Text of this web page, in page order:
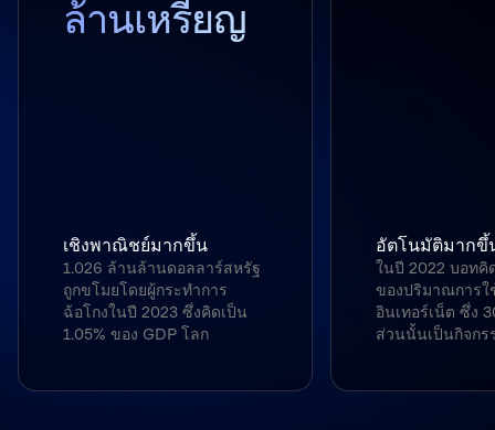
ล้านเหรียญ
เชิงพาณิชย์มากขึ้น
1.026 ล้านล้านดอลลาร์สหรัฐ
ถูกขโมยโดยผู้กระทำการ
ฉ้อโกงในปี 2023 ซึ่งคิดเป็น
1.05% ของ GDP โลก
อัตโนมัติมากขึ้
ในปี 2022 บอทคิ
ของปริมาณการใ
อินเทอร์เน็ต ซึ่ง
ส่วนนั้นเป็นกิจกร